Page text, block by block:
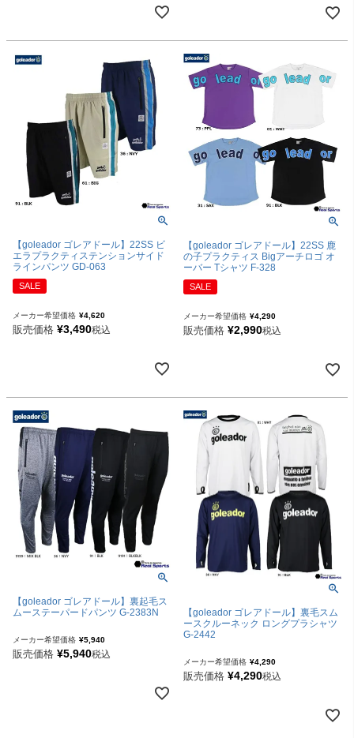
【goleador ゴレアドール】22SS ビ
エラプラクティステンションサイド
ラインパンツ GD-063
SALE
メーカー希望価格 ¥4,620
販売価格 ¥3,490税込
【goleador ゴレアドール】22SS 鹿
の子プラクティス Bigアーチロゴ オ
ーバー Tシャツ F-328
SALE
メーカー希望価格 ¥4,290
販売価格 ¥2,990税込
【goleador ゴレアドール】裏起毛ス
ムーステーパードパンツ G-2383N
メーカー希望価格 ¥5,940
販売価格 ¥5,940税込
【goleador ゴレアドール】裏毛スム
ースクルーネック ロングプラシャツ
G-2442
メーカー希望価格 ¥4,290
販売価格 ¥4,290税込